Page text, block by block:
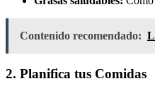
Contenido recomendado:
2. Planifica tus Comidas